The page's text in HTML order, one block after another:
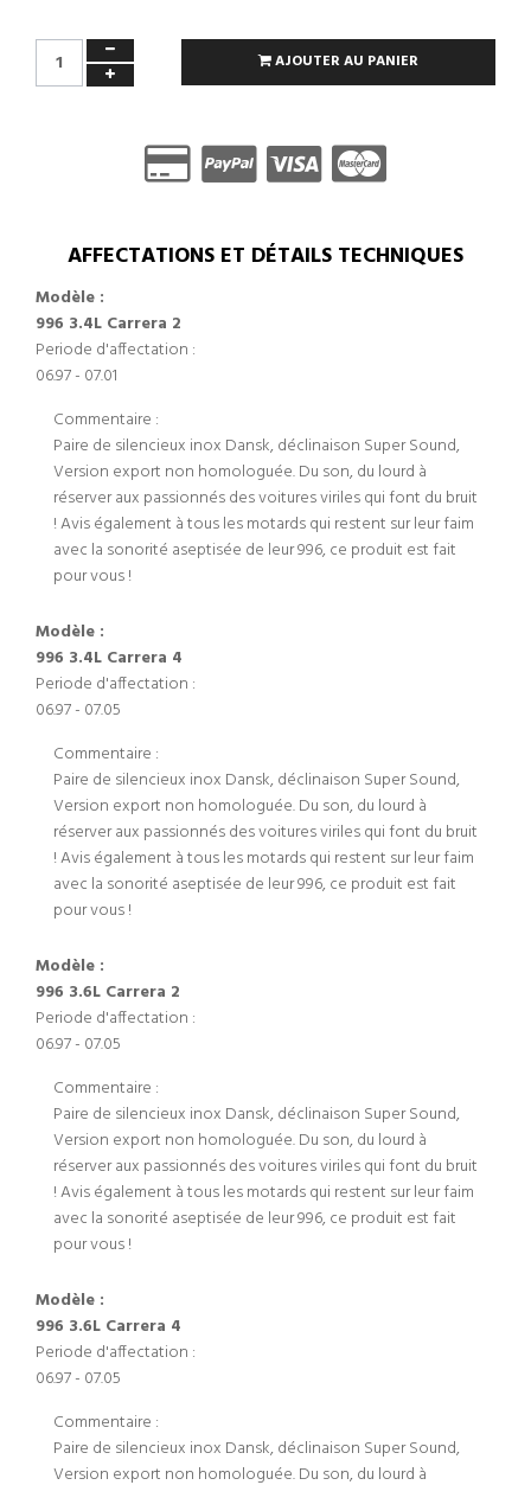
AJOUTER AU PANIER
AFFECTATIONS ET DÉTAILS TECHNIQUES
Modèle :
996 3.4L Carrera 2
Periode d'affectation :
06.97 - 07.01
Commentaire :
Paire de silencieux inox Dansk, déclinaison Super Sound,
Version export non homologuée. Du son, du lourd à
réserver aux passionnés des voitures viriles qui font du bruit
! Avis également à tous les motards qui restent sur leur faim
avec la sonorité aseptisée de leur 996, ce produit est fait
pour vous !
Modèle :
996 3.4L Carrera 4
Periode d'affectation :
06.97 - 07.05
Commentaire :
Paire de silencieux inox Dansk, déclinaison Super Sound,
Version export non homologuée. Du son, du lourd à
réserver aux passionnés des voitures viriles qui font du bruit
! Avis également à tous les motards qui restent sur leur faim
avec la sonorité aseptisée de leur 996, ce produit est fait
pour vous !
Modèle :
996 3.6L Carrera 2
Periode d'affectation :
06.97 - 07.05
Commentaire :
Paire de silencieux inox Dansk, déclinaison Super Sound,
Version export non homologuée. Du son, du lourd à
réserver aux passionnés des voitures viriles qui font du bruit
! Avis également à tous les motards qui restent sur leur faim
avec la sonorité aseptisée de leur 996, ce produit est fait
pour vous !
Modèle :
996 3.6L Carrera 4
Periode d'affectation :
06.97 - 07.05
Commentaire :
Paire de silencieux inox Dansk, déclinaison Super Sound,
Version export non homologuée. Du son, du lourd à